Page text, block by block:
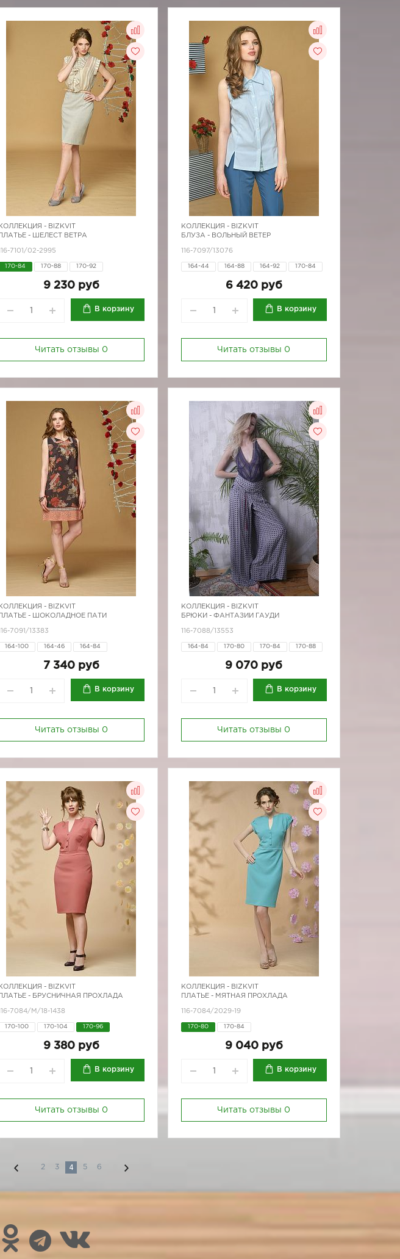
КОЛЛЕКЦИЯ - BIZKVIT
ПЛАТЬЕ - ШЕЛЕСТ ВЕТРА
116-7101/02-2995
170-84 170-88 170-92
9 230 руб
В корзину
Читать отзывы 0
КОЛЛЕКЦИЯ - BIZKVIT
БЛУЗА - ВОЛЬНЫЙ ВЕТЕР
116-7097/13076
164-44 164-88 164-92 170-84
6 420 руб
В корзину
Читать отзывы 0
КОЛЛЕКЦИЯ - BIZKVIT
ПЛАТЬЕ - ШОКОЛАДНОЕ ПАТИ
116-7091/13383
164-100 164-46 164-84
170-88 170-92
7 340 руб
В корзину
Читать отзывы 0
КОЛЛЕКЦИЯ - BIZKVIT
БРЮКИ - ФАНТАЗИИ ГАУДИ
116-7088/13553
164-84 170-80 170-84 170-88
9 070 руб
В корзину
Читать отзывы 0
КОЛЛЕКЦИЯ - BIZKVIT
ПЛАТЬЕ - БРУСНИЧНАЯ ПРОХЛАДА
116-7084/М/18-1438
170-100 170-104 170-96
9 380 руб
В корзину
Читать отзывы 0
КОЛЛЕКЦИЯ - BIZKVIT
ПЛАТЬЕ - МЯТНАЯ ПРОХЛАДА
116-7084/2029-19
170-80 170-84
9 040 руб
В корзину
Читать отзывы 0
2 3 4 5 6